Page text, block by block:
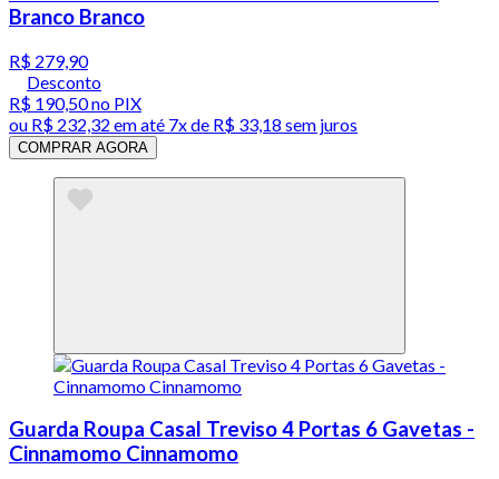
Branco Branco
R$ 279,90
Desconto
R$ 190,50no PIX
ou R$ 232,32 em até 7x de R$ 33,18 sem juros
COMPRAR AGORA
Guarda Roupa Casal Treviso 4 Portas 6 Gavetas -
Cinnamomo Cinnamomo